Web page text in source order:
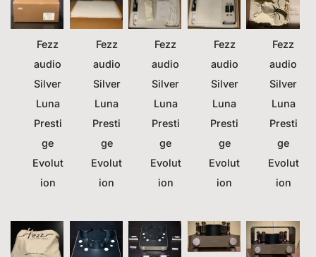
Fezz
audio
Silver
Luna
Presti
ge
Evolut
ion
Fezz
audio
Silver
Luna
Presti
ge
Evolut
ion
Fezz
audio
Silver
Luna
Presti
ge
Evolut
ion
Fezz
audio
Silver
Luna
Presti
ge
Evolut
ion
Fezz
audio
Silver
Luna
Presti
ge
Evolut
ion